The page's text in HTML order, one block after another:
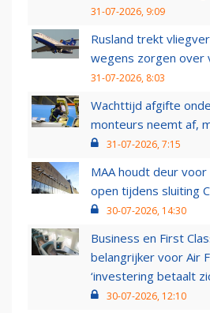
31-07-2026, 9:09
Rusland trekt
wegens zorgen over
31-07-2026, 8:03
Wachttijd afgifte
monteurs neemt af,
31-07-2026, 7:15
MAA houdt deur voor
open tijdens sluiting
30-07-2026, 14:30
Business en First
belangrijker voor Air
‘investering betaalt
30-07-2026, 12:10